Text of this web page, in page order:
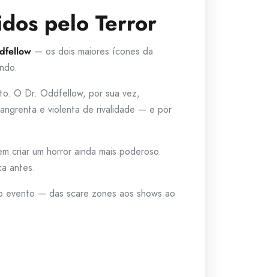
pelo Terror
— os dois maiores ícones da
O Dr. Oddfellow, por sua vez,
e violenta de rivalidade — e por
criar um horror ainda mais poderoso.
antes.
evento — das scare zones aos shows ao